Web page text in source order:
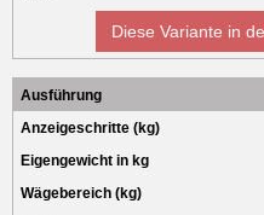
Diese Variante in